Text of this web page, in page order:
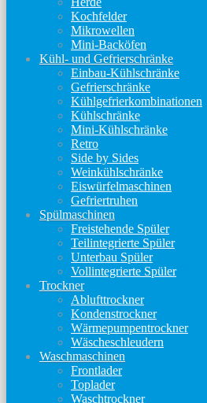
Kochfelder
Mikrowellen
Mini-Backöfen
Kühl- und Gefrierschränke
Einbau-Kühlschränke
Gefrierschränke
Kühlgefrierkombinationen
Kühlschränke
Mini-Kühlschränke
Retro
Side by Sides
Weinkühlschränke
Eiswürfelmaschinen
Gefriertruhen
Spülmaschinen
Freistehende Spüler
Teilintegrierte Spüler
Unterbau Spüler
Vollintegrierte Spüler
Trockner
Ablufttrockner
Kondenstrockner
Wärmepumpentrockner
Wäscheschleudern
Waschmaschinen
Frontlader
Toplader
Waschtrockner